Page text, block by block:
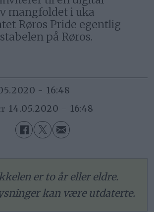
mangfoldet i uka
Røros Pride egentlig
på Røros.
- 16:48
14.05.2020 - 16:48
er to år eller eldre.
kan være utdaterte.